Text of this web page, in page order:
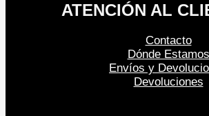
ATENCIÓN AL
Contacto
Dónde Estamos
Envíos y
Devoluciones